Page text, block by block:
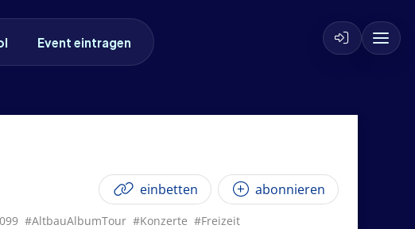
Event eintragen
einbetten abonnieren
#AltbauAlbumTour #Konzerte #Freizeit